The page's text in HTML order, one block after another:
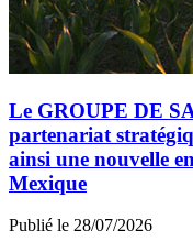
Le GROUPE DE
partenariat
ainsi une nouvelle
Mexique
Publié le 28/07/2026